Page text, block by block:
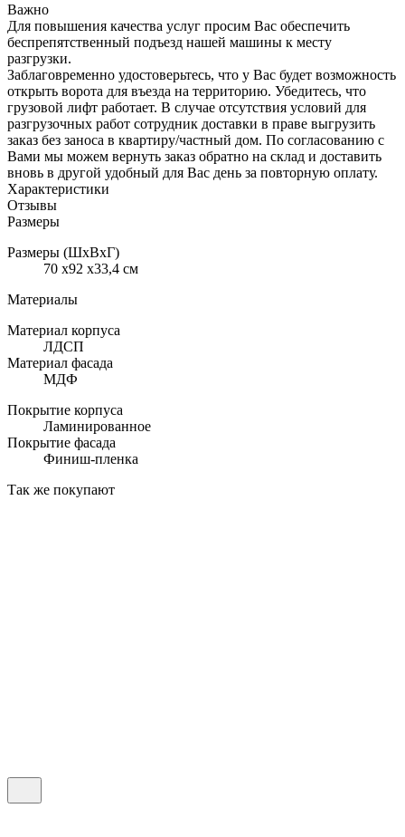
Важно
Для повышения качества услуг просим Вас обеспечить
беспрепятственный подъезд нашей машины к месту
разгрузки.
Заблаговременно удостоверьтесь, что у Вас будет возможность
открыть ворота для въезда на территорию. Убедитесь, что
грузовой лифт работает. В случае отсутствия условий для
разгрузочных работ сотрудник доставки в праве выгрузить
заказ без заноса в квартиру/частный дом. По согласованию с
Вами мы можем вернуть заказ обратно на склад и доставить
вновь в другой удобный для Вас день за повторную оплату.
Характеристики
Отзывы
Размеры
Размеры (ШхВхГ)
70 x92 x33,4 см
Материалы
Материал корпуса
ЛДСП
Материал фасада
МДФ
Покрытие корпуса
Ламинированное
Покрытие фасада
Финиш-пленка
Так же покупают